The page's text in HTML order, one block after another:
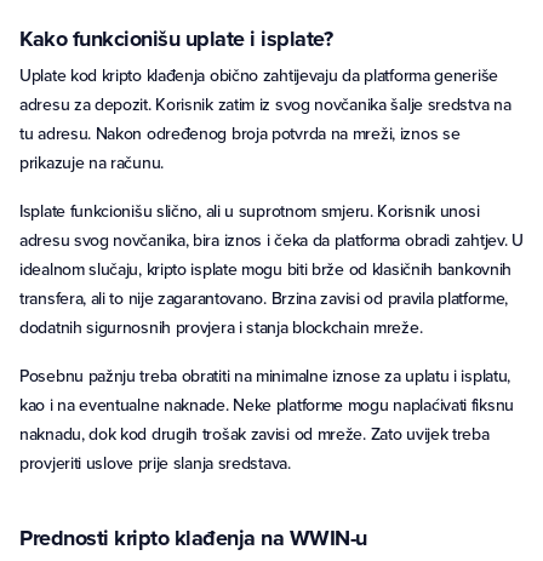
Kako funkcionišu uplate i isplate?
Uplate kod kripto klađenja obično zahtijevaju da platforma generiše
adresu za depozit. Korisnik zatim iz svog novčanika šalje sredstva na
tu adresu. Nakon određenog broja potvrda na mreži, iznos se
prikazuje na računu.
Isplate funkcionišu slično, ali u suprotnom smjeru. Korisnik unosi
adresu svog novčanika, bira iznos i čeka da platforma obradi zahtjev. U
idealnom slučaju, kripto isplate mogu biti brže od klasičnih bankovnih
transfera, ali to nije zagarantovano. Brzina zavisi od pravila platforme,
dodatnih sigurnosnih provjera i stanja blockchain mreže.
Posebnu pažnju treba obratiti na minimalne iznose za uplatu i isplatu,
kao i na eventualne naknade. Neke platforme mogu naplaćivati fiksnu
naknadu, dok kod drugih trošak zavisi od mreže. Zato uvijek treba
provjeriti uslove prije slanja sredstava.
Prednosti kripto klađenja na WWIN-u